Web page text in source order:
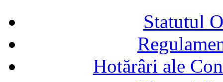
Statutul
Hotărâri ale